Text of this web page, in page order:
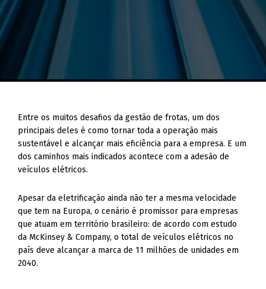
Entre os muitos desafios da gestão de frotas, um dos
principais deles é como tornar toda a operação mais
sustentável e alcançar mais eficiência para a empresa. E um
dos caminhos mais indicados acontece com a adesão de
veículos elétricos.
Apesar da eletrificação ainda não ter a mesma velocidade
que tem na Europa, o cenário é promissor para empresas
que atuam em território brasileiro: de acordo com estudo
da McKinsey & Company, o total de veículos elétricos no
país deve alcançar a marca de 11 milhões de unidades em
2040.